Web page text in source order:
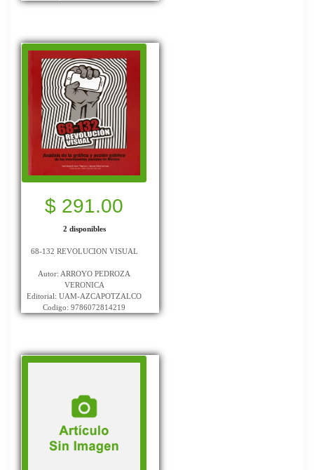
$ 291.00
2 disponibles
68-132 REVOLUCION VISUAL
Autor: ARROYO PEDROZA
VERONICA
Editorial: UAM-AZCAPOTZALCO
Codigo: 9786072814219